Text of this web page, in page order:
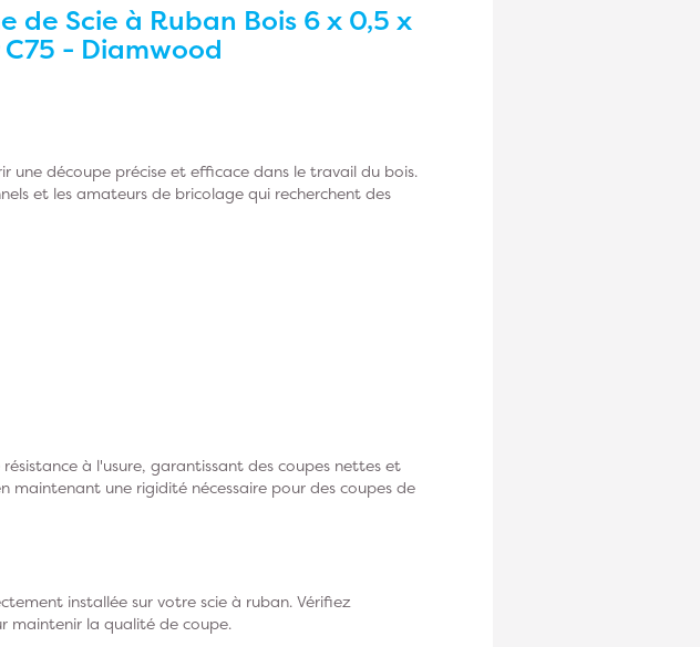
de Scie à Ruban Bois 6 x 0,5 x
- Diamwood
une découpe précise et efficace dans le travail du bois.
et les amateurs de bricolage qui recherchent des
à l'usure, garantissant des coupes nettes et
maintenant une rigidité nécessaire pour des coupes de
installée sur votre scie à ruban. Vérifiez
maintenir la qualité de coupe.